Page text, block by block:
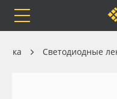
Светодиодные